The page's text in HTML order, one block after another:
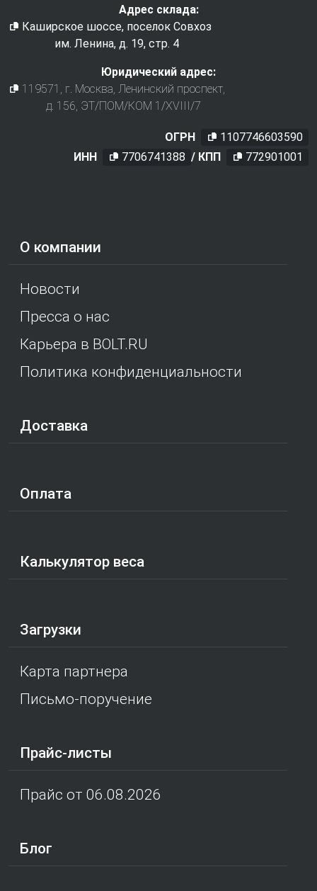
О компании
Новости
Пресса о нас
Карьера в BOLT.RU
Политика конфиденциальности
Доставка
Оплата
Калькулятор веса
Загрузки
Карта партнера
Письмо-поручение
Прайс-листы
Прайс от 06.08.2026
Блог
Адрес склада:
Каширское шоссе, поселок Совхоз
им. Ленина, д. 19, стр. 4
Юридический адрес:
119571
, г. Москва Ленинский проспект,
д. 156, ЭТ/ПОМ/КОМ 1/XVIII/7
ОГРН
1107746603590
ИНН
7706741388 / КПП 772901001